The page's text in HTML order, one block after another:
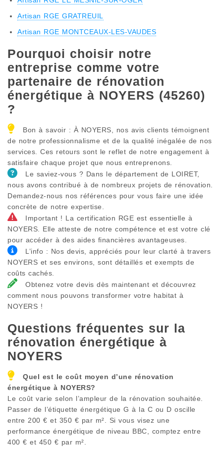
Artisan RGE GRATREUIL
Artisan RGE MONTCEAUX-LES-VAUDES
Pourquoi choisir notre
entreprise comme votre
partenaire de rénovation
énergétique à NOYERS (45260)
?
Bon à savoir : À NOYERS, nos avis clients témoignent
de notre professionnalisme et de la qualité inégalée de nos
services. Ces retours sont le reflet de notre engagement à
satisfaire chaque projet que nous entreprenons.
Le saviez-vous ? Dans le département de LOIRET,
nous avons contribué à de nombreux projets de rénovation.
Demandez-nous nos références pour vous faire une idée
concrète de notre expertise.
Important ! La certification RGE est essentielle à
NOYERS. Elle atteste de notre compétence et est votre clé
pour accéder à des aides financières avantageuses.
L’info : Nos devis, appréciés pour leur clarté à travers
NOYERS et ses environs, sont détaillés et exempts de
coûts cachés.
Obtenez votre devis dès maintenant et découvrez
comment nous pouvons transformer votre habitat à
NOYERS !
Questions fréquentes sur la
rénovation énergétique à
NOYERS
Quel est le coût moyen d’une rénovation
énergétique à NOYERS?
Le coût varie selon l’ampleur de la rénovation souhaitée.
Passer de l’étiquette énergétique G à la C ou D oscille
entre 200 € et 350 € par m². Si vous visez une
performance énergétique de niveau BBC, comptez entre
400 € et 450 € par m².